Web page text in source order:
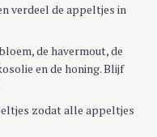
verdeel de appeltjes in
de havermout, de
en de honing. Blijf
zodat alle appeltjes